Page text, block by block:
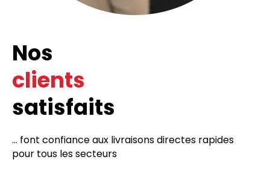
Nos
clients
satisfaits
... font confiance aux livraisons directes rapides
pour tous les secteurs